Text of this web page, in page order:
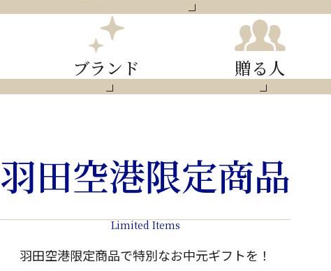
ブランド 贈る人
羽田空港限定商品
Limited Items
羽田空港限定商品で特別なお中元ギフトを！